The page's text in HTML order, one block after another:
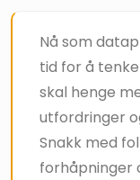
Nå som
tid for å
skal henge
utfordringer
Snakk med
forhåpninger